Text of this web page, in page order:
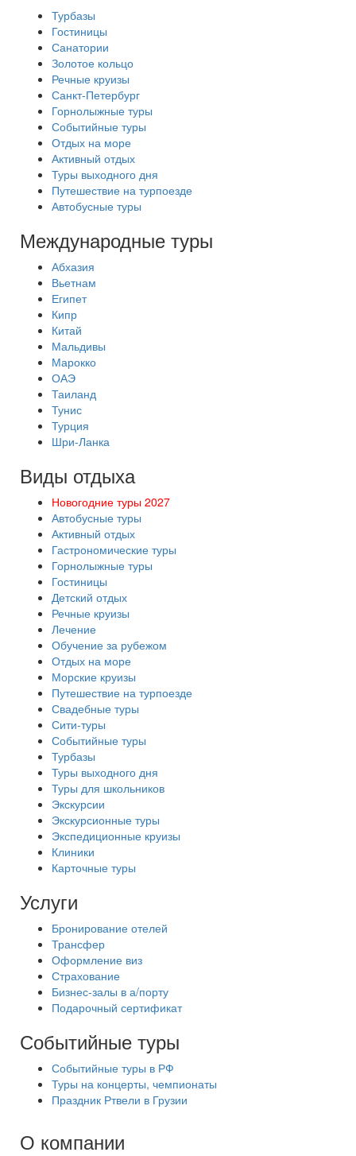
Турбазы
Гостиницы
Санатории
Золотое кольцо
Речные круизы
Санкт-Петербург
Горнолыжные туры
Событийные туры
Отдых на море
Активный отдых
Туры выходного дня
Путешествие на турпоезде
Автобусные туры
Международные туры
Абхазия
Вьетнам
Египет
Кипр
Китай
Мальдивы
Марокко
ОАЭ
Таиланд
Тунис
Турция
Шри-Ланка
Виды отдыха
Новогодние туры 2027
Автобусные туры
Активный отдых
Гастрономические туры
Горнолыжные туры
Гостиницы
Детский отдых
Речные круизы
Лечение
Обучение за рубежом
Отдых на море
Морские круизы
Путешествие на турпоезде
Свадебные туры
Сити-туры
Событийные туры
Турбазы
Туры выходного дня
Туры для школьников
Экскурсии
Экскурсионные туры
Экспедиционные круизы
Клиники
Карточные туры
Услуги
Бронирование отелей
Трансфер
Оформление виз
Страхование
Бизнес-залы в а/порту
Подарочный сертификат
Событийные туры
Событийные туры в РФ
Туры на концерты, чемпионаты
Праздник Ртвели в Грузии
О компании